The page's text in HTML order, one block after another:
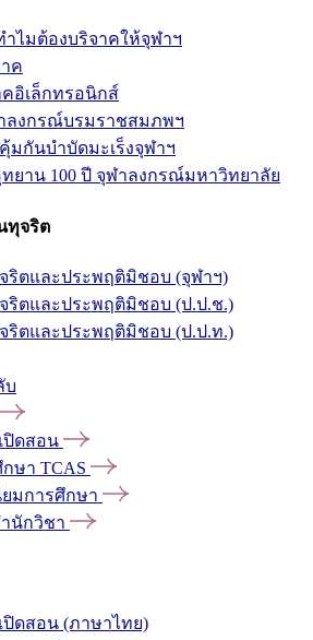
ำไมต้องบริจาคให้จุฬาฯ
ค
อิเล็กทรอนิกส์
ลงกรณ์บรมราชสมภพฯ
มกันบำบัดมะเร็งจุฬาฯ
ยาน 100 ปี จุฬาลงกรณ์มหาวิทยาลัย
ทุจริต
ริตและประพฤติมิชอบ (จุฬาฯ)
ริตและประพฤติมิชอบ (ป.ป.ช.)
ริตและประพฤติมิชอบ (ป.ป.ท.)
บ
ปิดสอน
ษา TCAS
มการศึกษา
นักวิชา
ดสอน (ภาษาไทย)